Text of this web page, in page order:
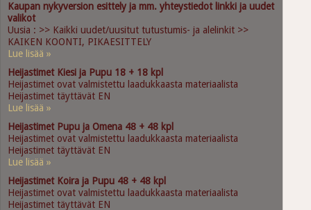
Kaupan nykyversion esittely ja mm. yhteystiedot linkki ja uudet
valikot
Uusia : >> Kaikki uudet/uusitut tutustumis- ja alelinkit >>
KAIKEN KOONTI, PIKAESITTELY
Lue lisää »
Heijastimet Kiesi ja Pupu 18 + 18 kpl
Heijastimet ovat valmistettu laadukkaasta materiaalista
Heijastimet täyttävät EN
Lue lisää »
Heijastimet Pupu ja Omena 48 + 48 kpl
Heijastimet ovat valmistettu laadukkaasta materiaalista
Heijastimet täyttävät EN
Lue lisää »
Heijastimet Koira ja Pupu 48 + 48 kpl
Heijastimet ovat valmistettu laadukkaasta materiaalista
Heijastimet täyttävät EN